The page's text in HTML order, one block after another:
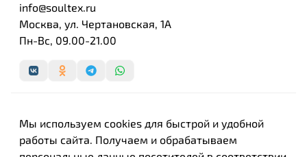
info@soultex.ru
Москва, ул. Чертановская, 1А
Пн-Вс, 09.00-21.00
Мы используем cookies для быстрой и удобной
работы сайта. Получаем и обрабатываем